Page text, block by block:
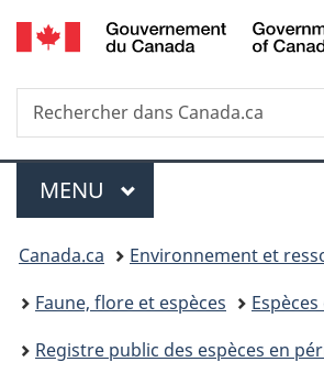
Passer
au
principal
Passer
à
Au
du
Passer
à
version
Recherche
Rechercher
dans
Menu
MENU PRINCIPAL
Vous
êtes
ici :
Canada.ca
Environnement et
Faune, flore et espèces
Registre public des espèces en